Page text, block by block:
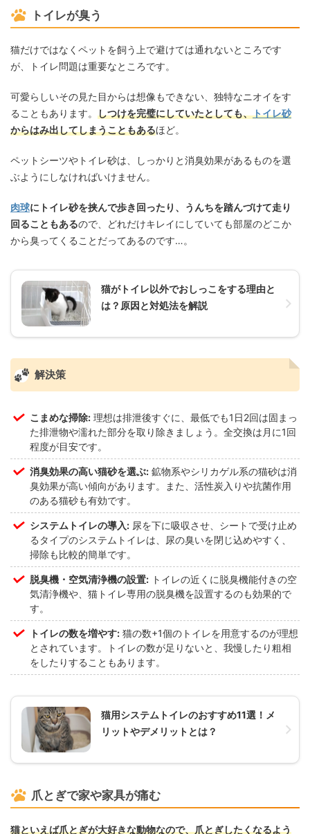
トイレが臭う
猫だけではなくペットを飼う上で避けては通れないところです
が、トイレ問題は重要なところです。
可愛らしいその見た目からは想像もできない、独特なニオイをす
ることもあります。 しつけを完璧にしていたとしても、トイレ砂
からはみ出してしまうこともあるほど。
ペットシーツやトイレ砂は、しっかりと消臭効果があるものを選
ぶようにしなければいけません。
肉球にトイレ砂を挟んで歩き回ったり、うんちを踏んづけて走り
回ることもあるので、どれだけキレイにしていても部屋のどこか
から臭ってくることだってあるのです…。
猫がトイレ以外でおしっこをする理由と
は？原因と対処法を解説
解決策
こまめな掃除: 理想は排泄後すぐに、最低でも1日2回は固まっ
た排泄物や濡れた部分を取り除きましょう。全交換は月に1回
程度が目安です。
消臭効果の高い猫砂を選ぶ: 鉱物系やシリカゲル系の猫砂は消
臭効果が高い傾向があります。また、活性炭入りや抗菌作用
のある猫砂も有効です。
システムトイレの導入: 尿を下に吸収させ、シートで受け止め
るタイプのシステムトイレは、尿の臭いを閉じ込めやすく、
掃除も比較的簡単です。
脱臭機・空気清浄機の設置: トイレの近くに脱臭機能付きの空
気清浄機や、猫トイレ専用の脱臭機を設置するのも効果的で
す。
トイレの数を増やす: 猫の数+1個のトイレを用意するのが理想
とされています。トイレの数が足りないと、我慢したり粗相
をしたりすることもあります。
猫用システムトイレのおすすめ11選！メ
リットやデメリットとは？
爪とぎで家や家具が痛む
猫といえば爪とぎが大好きな動物なので、爪とぎしたくなるよう